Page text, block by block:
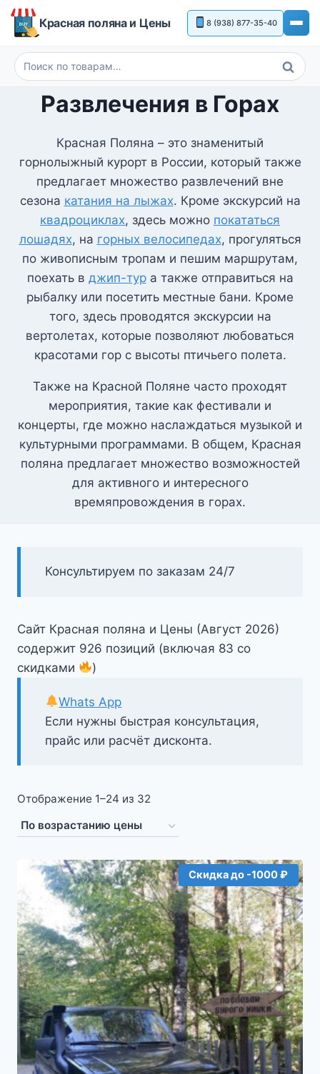
Перейти
Красная поляна и Цены 8 (938) 877-35-40
Искать:
Поиск
Развлечения в Горах
Красная Поляна – это знаменитый
горнолыжный курорт в России, который также
предлагает множество развлечений вне
сезона катания на лыжах. Кроме экскурсий на
квадроциклах, здесь можно покататься
лошадях, на горных велосипедах, прогуляться
по живописным тропам и пешим маршрутам,
поехать в джип-тура также отправиться на
рыбалку или посетить местные бани. Кроме
того, здесь проводятся экскурсии на
вертолетах, которые позволяют любоваться
красотами гор с высоты птичьего полета.
Также на Красной Поляне часто проходят
мероприятия, такие как фестивали и
концерты, где можно наслаждаться музыкой и
культурными программами. В общем, Красная
поляна предлагает множество возможностей
для активного и интересного
времяпровождения в горах.
Консультируем по заказам 24/7
Сайт Красная поляна и Цены (Август 2026)
содержит 926 позиций (включая 83 со
скидками
)
Если нужны быстрая консультация,
прайс или расчёт дисконта.
Whats App
Отображение 1–24 из 32
возрастанию
Скидка до -1000 ₽